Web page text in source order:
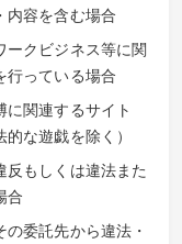
内容を含む場合
ークビジネス等に関
行っている場合
関連するサイト
な遊戯を除く）
もしくは違法また
合
委託先から違法・